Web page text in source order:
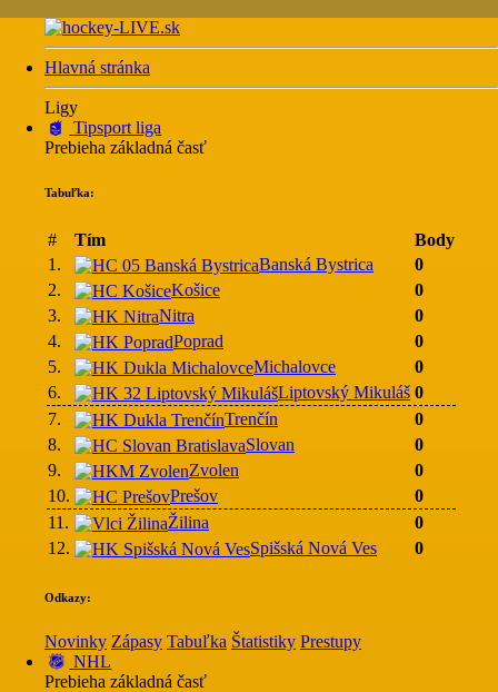
Hlavná stránka
Ligy
Tipsport liga
Prebieha základná časť
Tabuľka:
# Tím
Body
1.
Banská Bystrica
0
2.
Košice
0
3.
Nitra
0
4.
Poprad
0
5.
Michalovce
0
6.
Liptovský Mikuláš 0
7.
Trenčín
0
8.
Slovan
0
9.
Zvolen
0
10.
Prešov
0
11.
Žilina
0
12.
Spišská Nová Ves 0
Odkazy:
Novinky Zápasy Tabuľka Štatistiky Prestupy
NHL
Prebieha základná časť